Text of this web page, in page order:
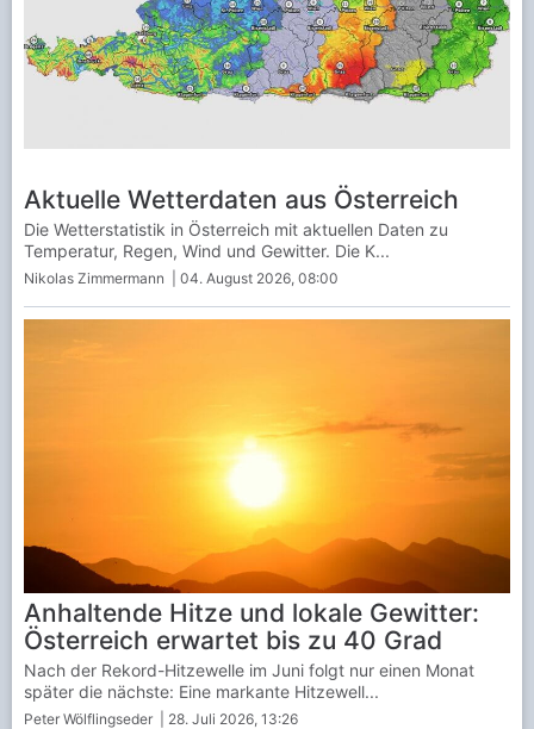
Aktuelle Wetterdaten aus Österreich
Nikolas Zimmermann | 04. August 2026, 08:00
Die Wetterstatistik in Österreich mit aktuellen Daten zu
Temperatur, Regen, Wind und Gewitter. Die K...
Anhaltende Hitze und lokale Gewitter:
Österreich erwartet bis zu 40 Grad
Peter Wölflingseder | 28. Juli 2026, 13:26
Nach der Rekord-Hitzewelle im Juni folgt nur einen Monat
später die nächste: Eine markante Hitzewell...